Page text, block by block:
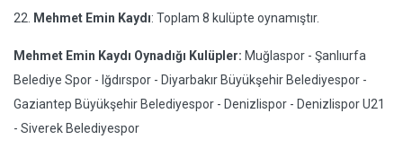
22. Mehmet Emin Kaydı: Toplam 8 kulüpte oynamıştır.
Mehmet Emin Kaydı Oynadığı Kulüpler: Muğlaspor - Şanlıurfa
Belediye Spor - Iğdırspor - Diyarbakır Büyükşehir Belediyespor -
Gaziantep Büyükşehir Belediyespor - Denizlispor - Denizlispor U21
- Siverek Belediyespor